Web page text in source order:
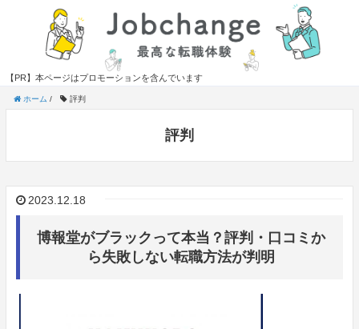
【PR】本ページはプロモーションを含んでいます
ホーム / 評判
評判
2023.12.18
博報堂がブラックって本当？評判・口コミか
ら失敗しない転職方法が判明